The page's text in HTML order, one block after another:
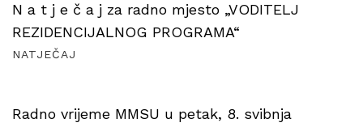
N a t j e č a j za radno mjesto „VODITELJ
REZIDENCIJALNOG PROGRAMA“
NATJEČAJ
Radno vrijeme MMSU u petak, 8. svibnja